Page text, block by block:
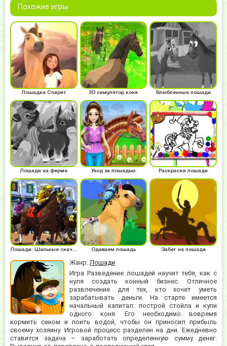
Жанр: Лошади
Игра Разведение лошадей научит тебя, как с
нуля создать конный бизнес. Отличное
развлечение для тех, кто хочет уметь
зарабатывать деньги. На старте имеется
начальный капитал: построй стойла и купи
одного коня. Его необходимо вовремя
кормить сеном и поить водой, чтобы он приносил прибыль
своему хозяину. Игровой процесс разделен на дни. Ежедневно
ставится задача – заработать определенную сумму денег.
Похожие игры
Лошадка Спирит 3D симулятор коня Влюбленные лошади
Лошади на ферме Уход за лошадью Раскраски лошади
Лошади: Шальные скачки Одеваем лошадь Забег на лошади